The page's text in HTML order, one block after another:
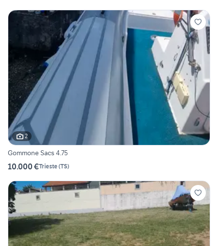
2
Gommone Sacs 4.75
10.000 €Trieste(TS)